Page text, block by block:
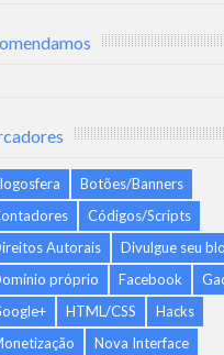
Botões/Banners
Códigos/Scripts
Autorais
Divulgue seu
próprio
Facebook
HTML/CSS
Hacks
Nova Interface